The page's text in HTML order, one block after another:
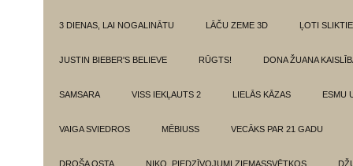
3 DIENAS, LAI NOGALINĀTU LĀČU ZEME 3D ĻOTI
JUSTIN BIEBER'S BELIEVE RŪGTS! DONA ŽUANA
SAMSARA VISS IEKĻAUTS 2 LIELĀS KĀZAS ESMU
VAIGA SVIEDROS MĒBIUSS VECĀKS PAR 21 GADU
DROŠA OSTA NIKO. PIEDZĪVOJUMI ZIEMASSVĒTKOS